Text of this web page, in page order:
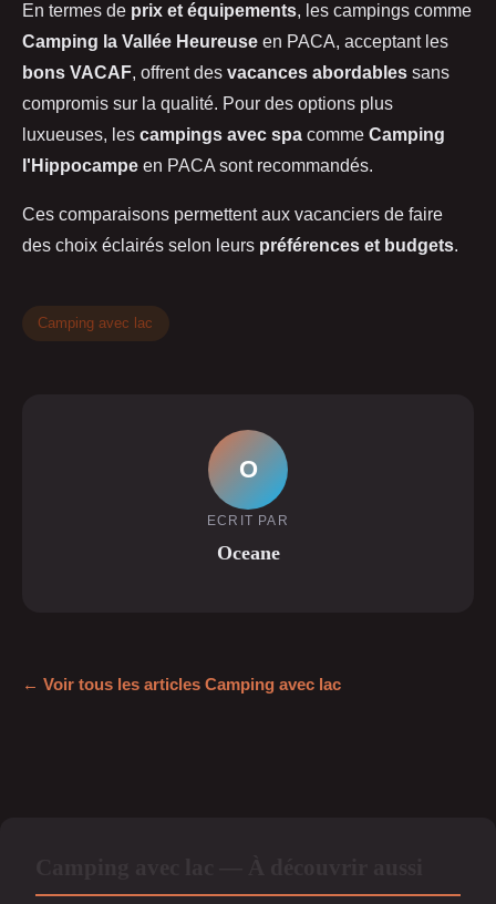
En termes de prix et équipements, les campings comme
Camping la Vallée Heureuse en PACA, acceptant les
bons VACAF, offrent des vacances abordables sans
compromis sur la qualité. Pour des options plus
luxueuses, les campings avec spa comme Camping
l'Hippocampe en PACA sont recommandés.
Ces comparaisons permettent aux vacanciers de faire
des choix éclairés selon leurs préférences et budgets.
Camping avec lac
O
ECRIT PAR
Oceane
← Voir tous les articles Camping avec lac